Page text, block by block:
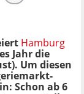
Hamburg
Jahr die
Um diesen
Schon ab 6